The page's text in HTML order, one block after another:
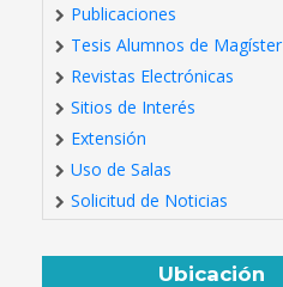
Publicaciones
Tesis Alumnos de Magíster
Revistas Electrónicas
Sitios de Interés
Extensión
Uso de Salas
Solicitud de Noticias
Ubicación